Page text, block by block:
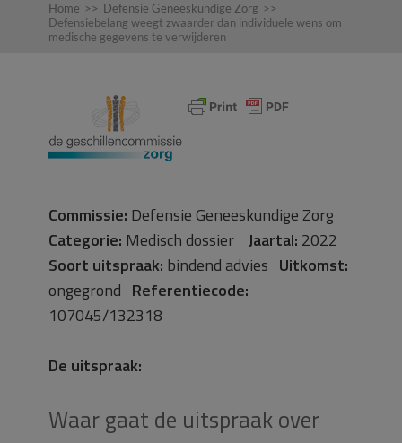
Home >> Defensie Geneeskundige Zorg >>
Defensiebelang weegt zwaarder dan individuele wens om
medische gegevens te verwijderen
Commissie: Defensie Geneeskundige Zorg
Categorie: Medisch dossier Jaartal: 2022
Soort uitspraak: bindend advies Uitkomst:
ongegrond Referentiecode:
107045/132318
De uitspraak:
Waar gaat de uitspraak over